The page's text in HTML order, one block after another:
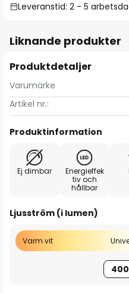
Leveranstid: 2 - 5
Liknande produkter
Produktdetaljer
Varumärke
Artikel nr.:
Produktinformation
Ej dimbar
Energieffek
tiv och
hållbar
Ljusström (i lumen)
Varm vit